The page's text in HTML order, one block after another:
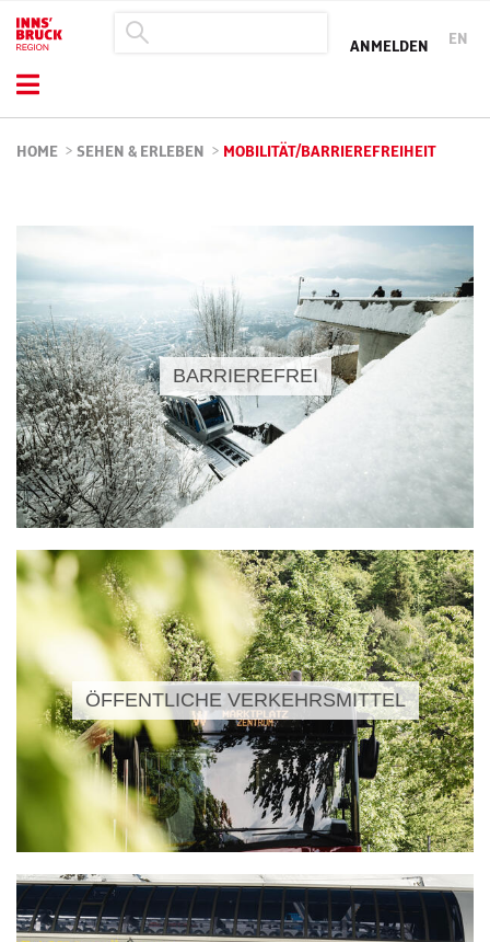
ANMELDEN EN
HOME > SEHEN & ERLEBEN > MOBILITÄT/BARRIEREFREIHEIT
BARRIEREFREI
ÖFFENTLICHE VERKEHRSMITTEL